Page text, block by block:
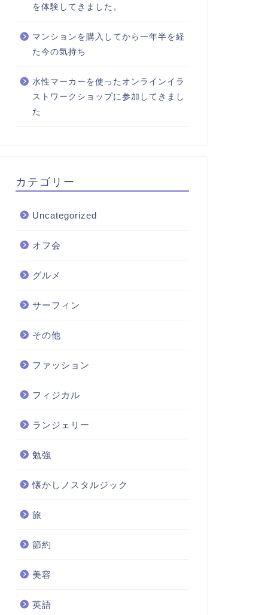
を体験してきました。
マンションを購入してから一年半を経
た今の気持ち
水性マーカーを使ったオンラインイラ
ストワークショップに参加してきまし
た
カテゴリー
Uncategorized
オフ会
グルメ
サーフィン
その他
ファッション
フィジカル
ランジェリー
勉強
懐かしノスタルジック
旅
節約
美容
英語